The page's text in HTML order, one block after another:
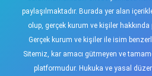
paylaşılmaktadır. Burada yer alan
olup, gerçek kurum ve kişiler hakkında
Gerçek kurum ve kişiler ile isim
Sitemiz, kar amacı gütmeyen ve
platformudur. Hukuka ve yasal